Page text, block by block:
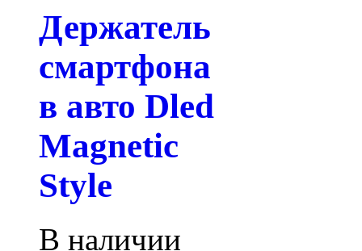
Держатель
смартфона
в авто Dled
Magnetic
Style
В наличии